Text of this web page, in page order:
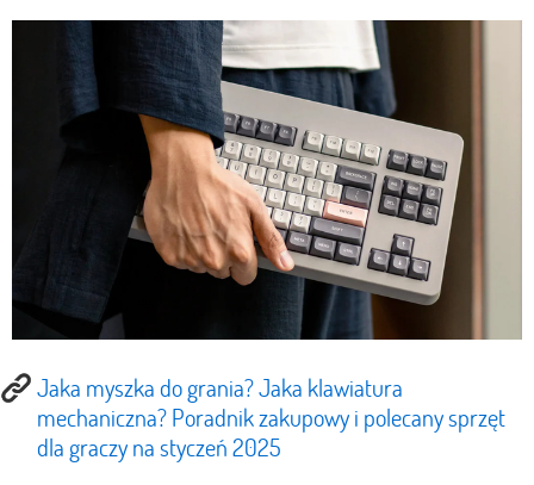
Jaka myszka do grania? Jaka klawiatura
mechaniczna? Poradnik zakupowy i polecany sprzęt
dla graczy na styczeń 2025